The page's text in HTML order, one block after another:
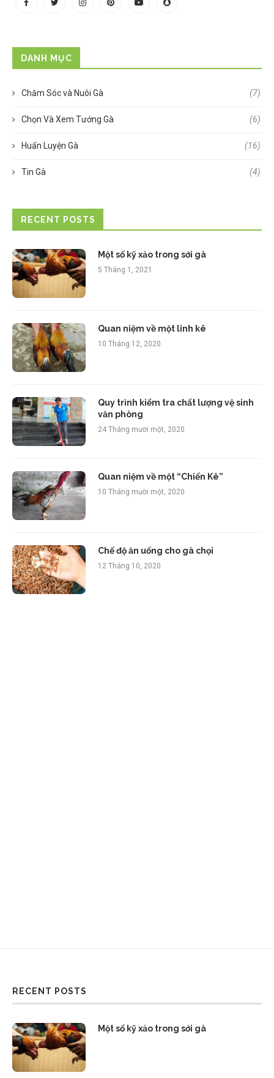
DANH MỤC
Chăm Sóc và Nuôi Gà (7)
Chọn Và Xem Tướng Gà (6)
Huấn Luyện Gà (16)
Tin Gà (4)
RECENT POSTS
Một số kỹ xảo trong sới gà
5 Tháng 1, 2021
Quan niệm về một linh kê
10 Tháng 12, 2020
Quy trình kiểm tra chất lượng vệ sinh
văn phòng
24 Tháng mười một, 2020
Quan niệm về một “Chiến Kê”
10 Tháng mười một, 2020
Chế độ ăn uống cho gà chọi
12 Tháng 10, 2020
RECENT POSTS
Một số kỹ xảo trong sới gà